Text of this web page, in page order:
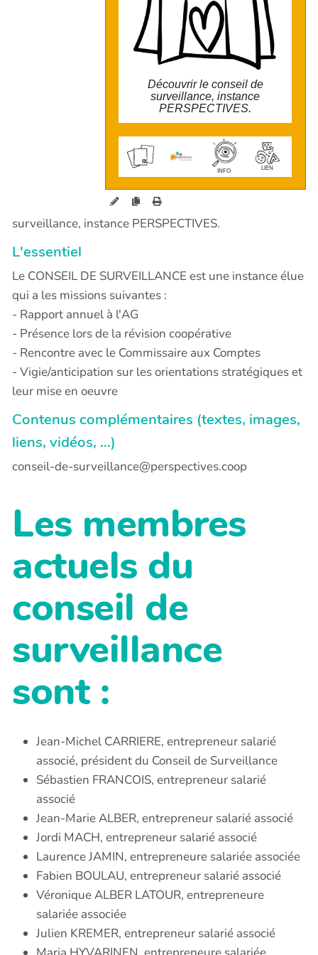
Découvrir le conseil de
surveillance, instance
PERSPECTIVES.
INFO
LIEN
- Vigie/anticipation sur les orientations
stratégiques et leur mise en oeuvre
wiki.perspectives.coop/?
ConseilDeSurveillance
surveillance, instance PERSPECTIVES.
L'essentiel
Le CONSEIL DE SURVEILLANCE est une instance élue
qui a les missions suivantes :
- Rapport annuel à l'AG
- Présence lors de la révision coopérative
- Rencontre avec le Commissaire aux Comptes
- Vigie/anticipation sur les orientations stratégiques et
leur mise en oeuvre
Contenus complémentaires (textes, images,
liens, vidéos, ...)
conseil-de-surveillance@perspectives.coop
Les membres
actuels du
conseil de
surveillance
sont :
Jean-Michel CARRIERE, entrepreneur salarié
associé, président du Conseil de Surveillance
Sébastien FRANCOIS, entrepreneur salarié
associé
Jean-Marie ALBER, entrepreneur salarié associé
Jordi MACH, entrepreneur salarié associé
Laurence JAMIN, entrepreneure salariée associée
Fabien BOULAU, entrepreneur salarié associé
Véronique ALBER LATOUR, entrepreneure
salariée associée
Julien KREMER, entrepreneur salarié associé